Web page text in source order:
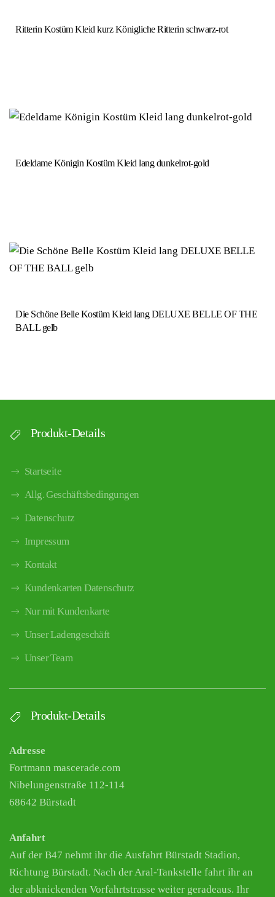
Ritterin Kostüm Kleid kurz Königliche Ritterin schwarz-rot
Edeldame Königin Kostüm Kleid lang dunkelrot-gold
Die Schöne Belle Kostüm Kleid lang DELUXE BELLE OF THE
BALL gelb
Produkt-Details
Startseite
Allg. Geschäftsbedingungen
Datenschutz
Impressum
Kontakt
Kundenkarten Datenschutz
Nur mit Kundenkarte
Unser Ladengeschäft
Unser Team
Produkt-Details
Adresse
Fortmann mascerade.com
Nibelungenstraße 112-114
68642 Bürstadt
Anfahrt
Auf der B47 nehmt ihr die Ausfahrt Bürstadt Stadion,
Richtung Bürstadt. Nach der Aral-Tankstelle fahrt ihr an
der abknickenden Vorfahrtstrasse weiter geradeaus. Ihr